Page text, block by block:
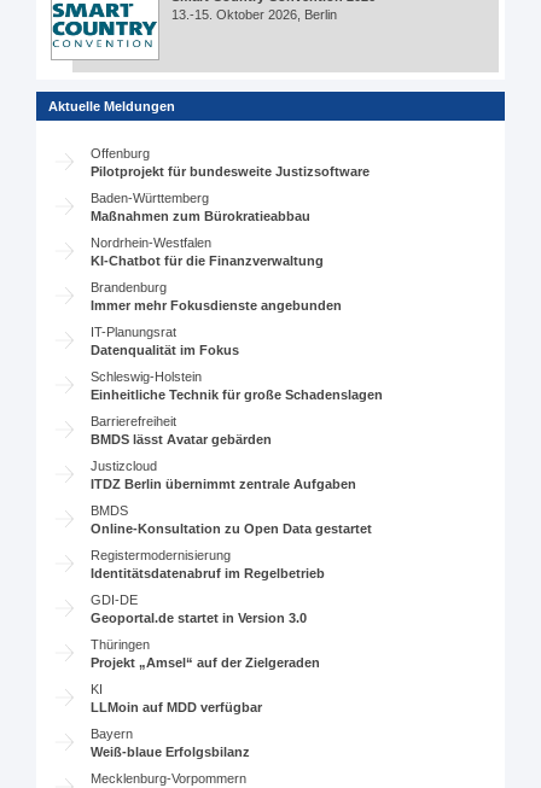
13.-15. Oktober 2026, Berlin
Aktuelle Meldungen
Offenburg
Pilotprojekt für bundesweite Justizsoftware
Baden-Württemberg
Maßnahmen zum Bürokratieabbau
Nordrhein-Westfalen
KI-Chatbot für die Finanzverwaltung
Brandenburg
Immer mehr Fokusdienste angebunden
IT-Planungsrat
Datenqualität im Fokus
Schleswig-Holstein
Einheitliche Technik für große Schadenslagen
Barrierefreiheit
BMDS lässt Avatar gebärden
Justizcloud
ITDZ Berlin übernimmt zentrale Aufgaben
BMDS
Online-Konsultation zu Open Data gestartet
Registermodernisierung
Identitätsdatenabruf im Regelbetrieb
GDI-DE
Geoportal.de startet in Version 3.0
Thüringen
Projekt „Amsel“ auf der Zielgeraden
KI
LLMoin auf MDD verfügbar
Bayern
Weiß-blaue Erfolgsbilanz
Mecklenburg-Vorpommern